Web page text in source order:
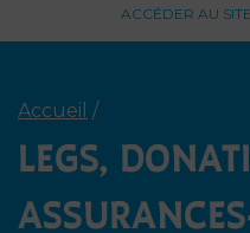
ACCÉDER AU
Accueil /
LEGS,